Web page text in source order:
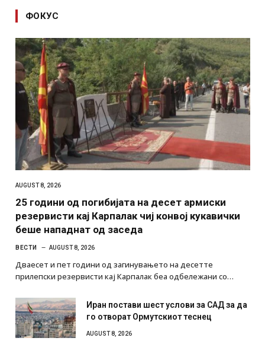
ФОКУС
AUGUST 8, 2026
25 години од погибијата на десет армиски
резервисти кај Карпалак чиј конвој кукавички
беше нападнат од заседа
ВЕСТИ AUGUST 8, 2026
Дваесет и пет години од загинувањето на десетте
прилепски резервисти кај Карпалак беа одбележани со…
Иран постави шест услови за САД за да
го отворат Ормутскиот теснец
AUGUST 8, 2026